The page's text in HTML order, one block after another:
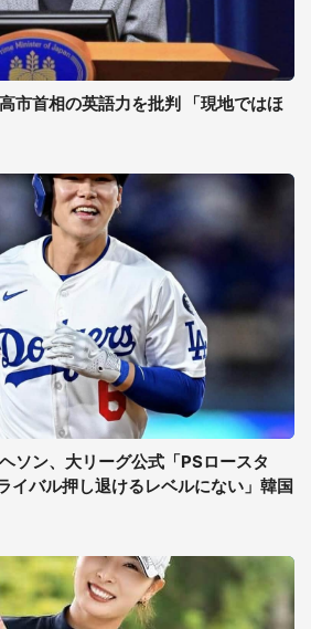
市首相の英語力を批判 「現地ではほ
ソン、大リーグ公式「PSロースタ
イバル押し退けるレベルにない」韓国